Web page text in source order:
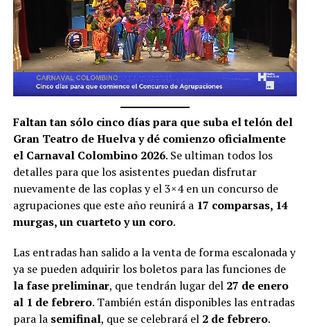
Faltan tan sólo cinco días para que suba el telón del
Gran Teatro de Huelva y dé comienzo oficialmente
el Carnaval Colombino 2026. Se ultiman todos los
detalles para que los asistentes puedan disfrutar
nuevamente de las coplas y el 3×4 en un concurso de
agrupaciones que este año reunirá a 17 comparsas, 14
murgas, un cuarteto y un coro.
Las entradas han salido a la venta de forma escalonada y
ya se pueden adquirir los boletos para las funciones de
la fase preliminar, que tendrán lugar del 27 de enero
al 1 de febrero. También están disponibles las entradas
para la semifinal, que se celebrará el 2 de febrero.